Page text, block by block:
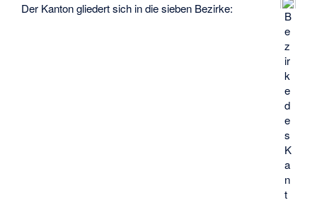
B
e
z
ir
k
e
d
e
s
K
a
n
t
Der Kanton gliedert sich in die sieben Bezirke: